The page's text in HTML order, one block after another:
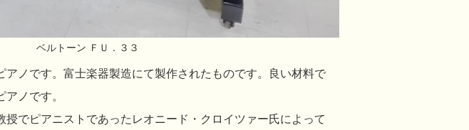
ベルトーン ＦＵ．３３
アノです。富士楽器製造にて製作されたものです。良い材料で
ノです。
授でピアニストであったレオニード・クロイツァー氏によって